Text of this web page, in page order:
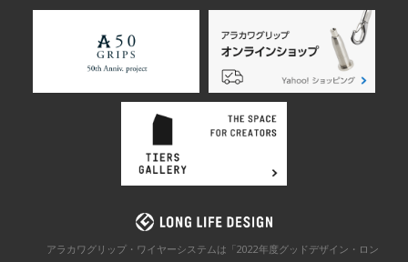
アラカワグリップ・ワイヤーシステムは「2022年度グッドデザイン・ロン